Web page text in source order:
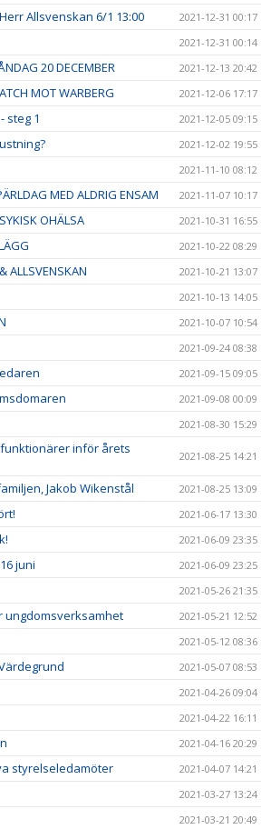
Allsvenskan 6/1 13:00 2021-12-31 00:17
2021-12-31 00:14
20 DECEMBER 2021-12-13 20:42
MOT WARBERG 2021-12-06 17:17
steg 1 2021-12-05 09:15
2021-12-02 19:55
2021-11-10 08:12
MED ALDRIG ENSAM 2021-11-07 10:17
OHÄLSA 2021-10-31 16:55
2021-10-22 08:29
ALLSVENSKAN 2021-10-21 13:07
2021-10-13 14:05
2021-10-07 10:54
2021-09-24 08:38
2021-09-15 09:05
2021-09-08 00:09
2021-08-30 15:29
inför årets
2021-08-25 14:21
Jakob Wikenstål 2021-08-25 13:09
2021-06-17 13:30
2021-06-09 23:35
juni 2021-06-09 23:25
2021-05-26 21:35
ungdomsverksamhet 2021-05-21 12:52
2021-05-12 08:36
2021-05-07 08:53
2021-04-26 09:04
2021-04-22 16:11
2021-04-16 20:29
styrelseledamöter 2021-04-07 14:21
2021-03-27 13:24
2021-03-21 20:49